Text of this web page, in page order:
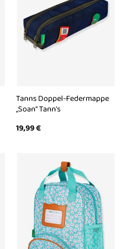
Tanns Doppel-Federmappe
„Soan“ Tann’s
19,99€